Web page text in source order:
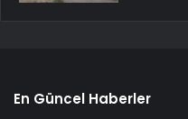
En Güncel Haberler